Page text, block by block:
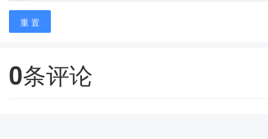
重 置
0条评论